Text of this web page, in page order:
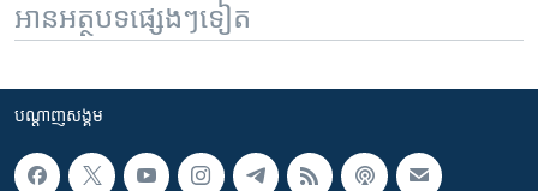
អានអត្ថបទផ្សេងៗទៀត
បណ្តាញ​សង្គម